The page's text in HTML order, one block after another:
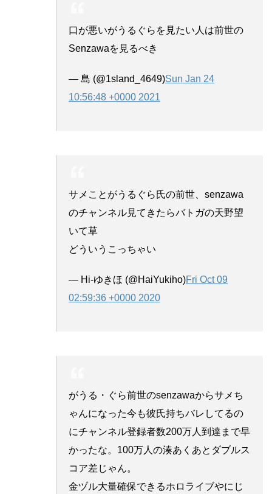
口が悪いがうるぐらを見たい人は前世の
Senzawaを見るべき
— 島 (@1sland_4649)Sun Jan 24
10:56:48 +0000 2021
サメことがうるぐら氏の前世、senzawa
のチャンネル見てきたらバトガの天野望
いて草
どういうこっちゃい
— Hi-ゆきほ (@HaiYukiho)Fri Oct 09
02:59:36 +0000 2020
がうる・ぐら前世のsenzawaからサメち
ゃんになった今も彼氏持ちバレしてるの
にチャンネル登録者数200万人到達まで早
かったな。100万人の湊あくあとダブルス
コア差じゃん。
金ヅル大量確保できるホロライブやにじ